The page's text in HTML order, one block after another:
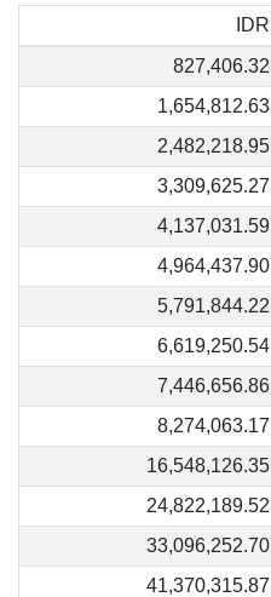
IDR
827,406.32
1,654,812.63
2,482,218.95
3,309,625.27
4,137,031.59
4,964,437.90
5,791,844.22
6,619,250.54
7,446,656.86
8,274,063.17
16,548,126.35
24,822,189.52
33,096,252.70
41,370,315.87